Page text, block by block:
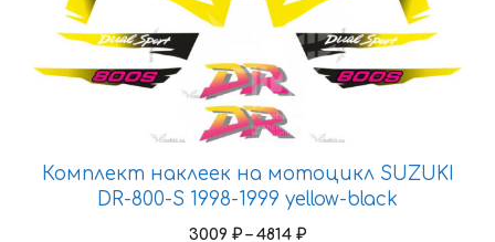
Комплект наклеек на мотоцикл SUZUKI
DR-800-S 1998-1999 yellow-black
3009 ₽ – 4814 ₽Диапазон
имеет
несколько
вариаций.
на
странице